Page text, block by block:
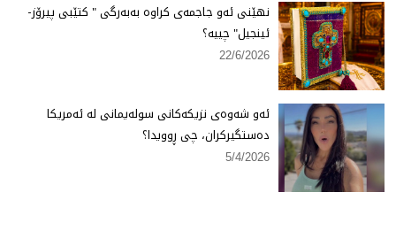
نهێنی ئەو جاجمەی كراوە بەبەرگی " كتێبی پیرۆز-
ئینجیل" چییە؟
22/6/2026
ئەو شەوەی نزیكەكانی سولەیمانی لە ئەمریكا
دەستگیركران، چی ڕوویدا؟
5/4/2026